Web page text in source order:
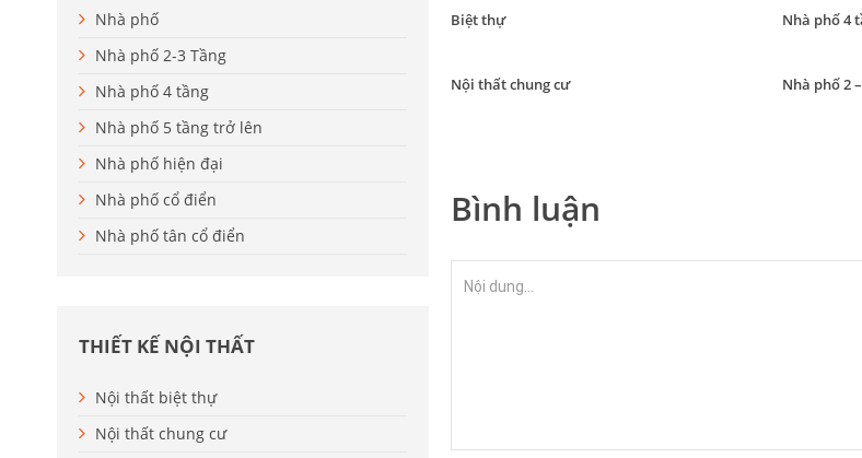
Biệt thự Nhà phố 4
Nội thất chung cư Nhà phố 2
Bình luận
Nhà phố
Nhà phố 2-3 Tầng
Nhà phố 4 tầng
Nhà phố 5 tầng trở lên
Nhà phố hiện đại
Nhà phố cổ điển
Nhà phố tân cổ điển
THIẾT KẾ NỘI THẤT
Nội thất biệt thự
Nội thất chung cư